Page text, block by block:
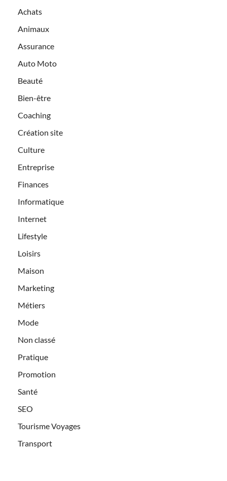
Achats
Animaux
Assurance
Auto Moto
Beauté
Bien-être
Coaching
Création site
Culture
Entreprise
Finances
Informatique
Internet
Lifestyle
Loisirs
Maison
Marketing
Métiers
Mode
Non classé
Pratique
Promotion
Santé
SEO
Tourisme Voyages
Transport